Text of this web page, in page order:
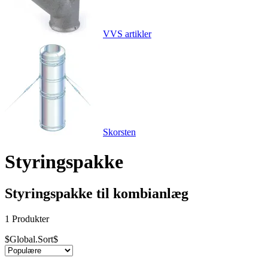
VVS artikler
Skorsten
Styringspakke
Styringspakke til kombianlæg
1 Produkter
$Global.Sort$